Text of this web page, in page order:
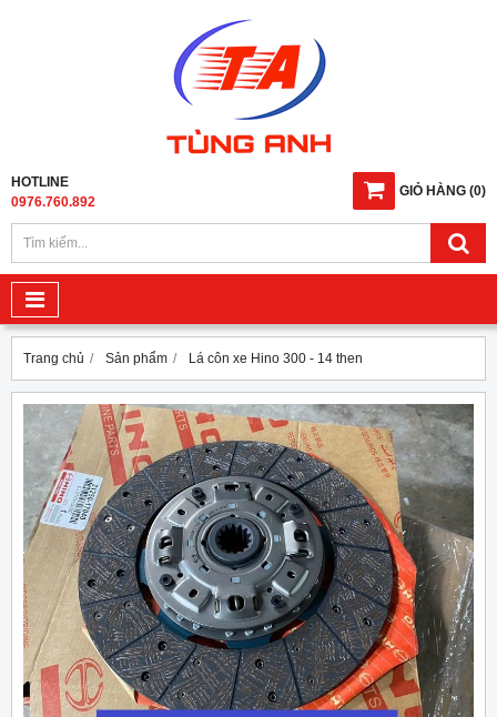
GIỎ HÀNG (0)
HOTLINE
0976.760.892
Trang chủ Sản phẩm Lá côn xe Hino 300 - 14 then